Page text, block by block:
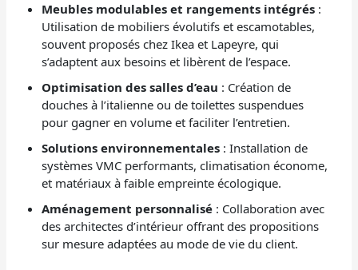
Meubles modulables et rangements intégrés :
Utilisation de mobiliers évolutifs et escamotables,
souvent proposés chez Ikea et Lapeyre, qui
s’adaptent aux besoins et libèrent de l’espace.
Optimisation des salles d’eau : Création de
douches à l’italienne ou de toilettes suspendues
pour gagner en volume et faciliter l’entretien.
Solutions environnementales : Installation de
systèmes VMC performants, climatisation économe,
et matériaux à faible empreinte écologique.
Aménagement personnalisé : Collaboration avec
des architectes d’intérieur offrant des propositions
sur mesure adaptées au mode de vie du client.